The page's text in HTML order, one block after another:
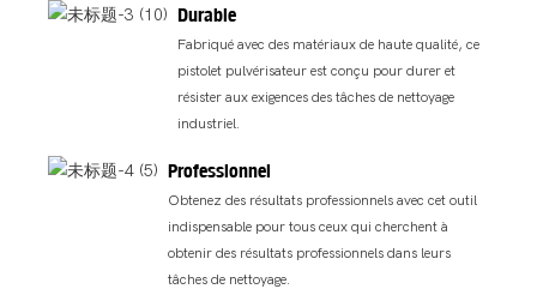
Durable
Fabriqué avec des matériaux de haute qualité, ce
pistolet pulvérisateur est conçu pour durer et
résister aux exigences des tâches de nettoyage
industriel.
Professionnel
Obtenez des résultats professionnels avec cet outil
indispensable pour tous ceux qui cherchent à
obtenir des résultats professionnels dans leurs
tâches de nettoyage.